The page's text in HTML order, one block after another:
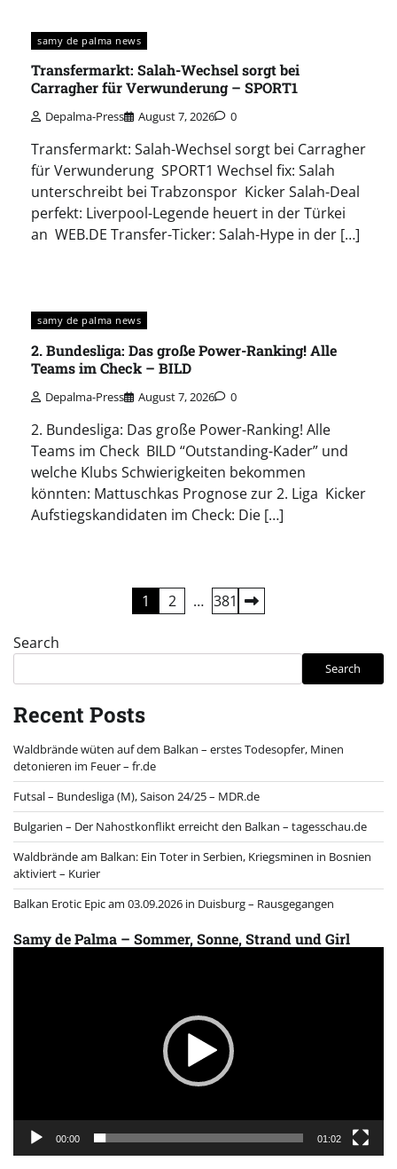
samy de palma news
Transfermarkt: Salah-Wechsel sorgt bei
Carragher für Verwunderung – SPORT1
Depalma-Press August 7, 2026 0
Transfermarkt: Salah-Wechsel sorgt bei Carragher
für Verwunderung SPORT1 Wechsel fix: Salah
unterschreibt bei Trabzonspor Kicker Salah-Deal
perfekt: Liverpool-Legende heuert in der Türkei
an WEB.DE Transfer-Ticker: Salah-Hype in der […]
samy de palma news
2. Bundesliga: Das große Power-Ranking! Alle
Teams im Check – BILD
Depalma-Press August 7, 2026 0
2. Bundesliga: Das große Power-Ranking! Alle
Teams im Check BILD “Outstanding-Kader” und
welche Klubs Schwierigkeiten bekommen
könnten: Mattuschkas Prognose zur 2. Liga Kicker
Aufstiegskandidaten im Check: Die […]
pagination
1 2 … 381
Search
Search
Recent Posts
Waldbrände wüten auf dem Balkan – erstes Todesopfer, Minen
detonieren im Feuer – fr.de
Futsal – Bundesliga (M), Saison 24/25 – MDR.de
Bulgarien – Der Nahostkonflikt erreicht den Balkan – tagesschau.de
Waldbrände am Balkan: Ein Toter in Serbien, Kriegsminen in Bosnien
aktiviert – Kurier
Balkan Erotic Epic am 03.09.2026 in Duisburg – Rausgegangen
Samy de Palma – Sommer, Sonne, Strand und Girl
00:00 01:02